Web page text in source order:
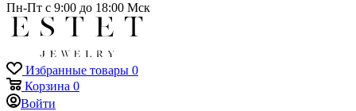
Пн-Пт с 9:00 до 18:00 Мск
Избранные товары 0
Корзина 0
Войти